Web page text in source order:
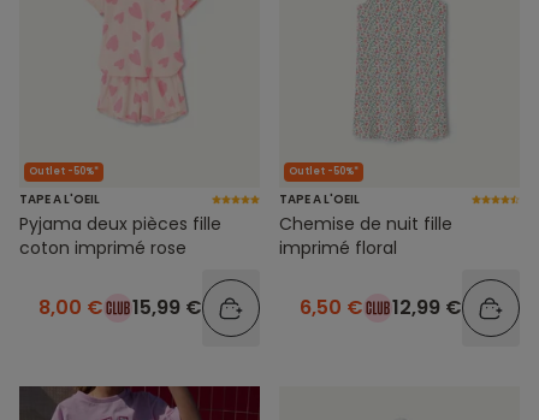
Outlet -50%*
TAPE A L'OEIL
Pyjama deux pièces fille
coton imprimé rose
8,00 € 15,99 €
Outlet -50%*
TAPE A L'OEIL
Chemise de nuit fille
imprimé floral
6,50 € 12,99 €